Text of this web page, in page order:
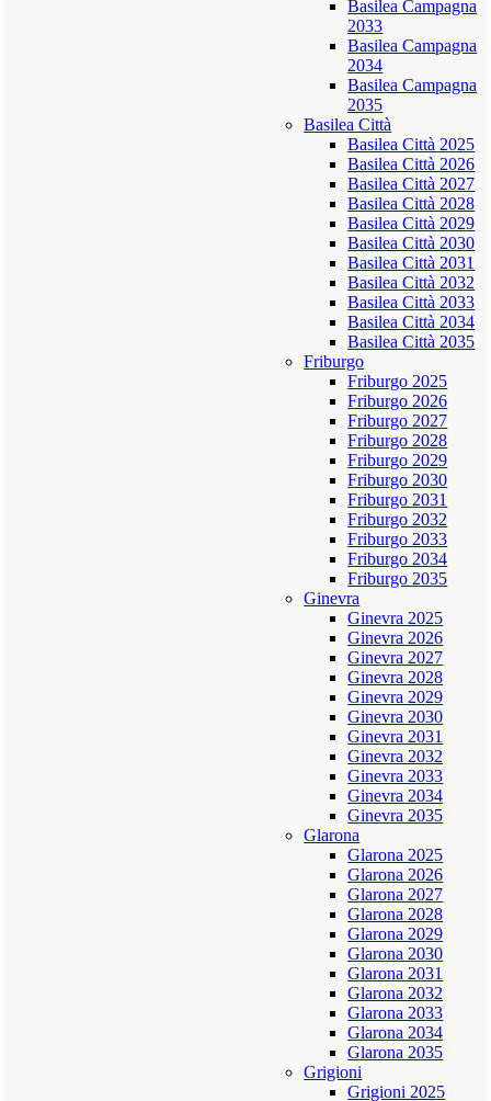
Basilea Campagna
2033
Basilea Campagna
2034
Basilea Campagna
2035
Basilea Città
Basilea Città 2025
Basilea Città 2026
Basilea Città 2027
Basilea Città 2028
Basilea Città 2029
Basilea Città 2030
Basilea Città 2031
Basilea Città 2032
Basilea Città 2033
Basilea Città 2034
Basilea Città 2035
Friburgo
Friburgo 2025
Friburgo 2026
Friburgo 2027
Friburgo 2028
Friburgo 2029
Friburgo 2030
Friburgo 2031
Friburgo 2032
Friburgo 2033
Friburgo 2034
Friburgo 2035
Ginevra
Ginevra 2025
Ginevra 2026
Ginevra 2027
Ginevra 2028
Ginevra 2029
Ginevra 2030
Ginevra 2031
Ginevra 2032
Ginevra 2033
Ginevra 2034
Ginevra 2035
Glarona
Glarona 2025
Glarona 2026
Glarona 2027
Glarona 2028
Glarona 2029
Glarona 2030
Glarona 2031
Glarona 2032
Glarona 2033
Glarona 2034
Glarona 2035
Grigioni
Grigioni 2025